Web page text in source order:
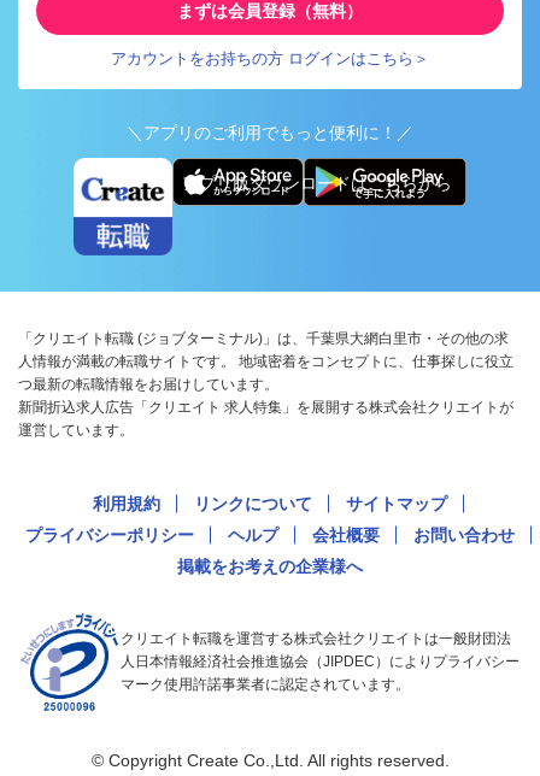
まずは会員登録（無料）
アカウントをお持ちの方 ログインはこちら＞
＼アプリのご利用でもっと便利に！／
アプリ版ダウンロードはこちらから
「クリエイト転職 (ジョブターミナル)」は、千葉県大網白里市・その他の求
人情報が満載の転職サイトです。 地域密着をコンセプトに、仕事探しに役立
つ最新の転職情報をお届けしています。
新聞折込求人広告「クリエイト 求人特集」を展開する株式会社クリエイトが
運営しています。
利用規約 リンクについて
サイトマップ
プライバシーポリシー
ヘルプ 会社概要
お問い合わせ
掲載をお考えの企業様へ
クリエイト転職を運営する株式会社クリエイトは一般財団法
人日本情報経済社会推進協会（JIPDEC）によりプライバシー
マーク使用許諾事業者に認定されています。
© Copyright Create Co.,Ltd. All rights reserved.